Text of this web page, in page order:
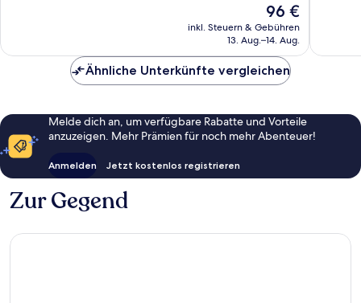
Der
Preis
beträgt
96 €
inkl. Steuern & Gebühren
13. Aug.–14. Aug.
Ähnliche Unterkünfte vergleichen
Melde dich an, um verfügbare Rabatte und Vorteile
anzuzeigen. Mehr Prämien für noch mehr Abenteuer!
Anmelden Jetzt kostenlos registrieren
Zur Gegend